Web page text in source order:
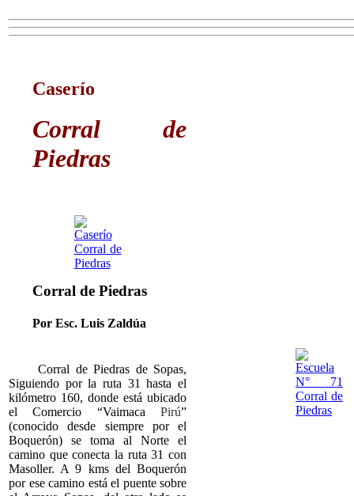
Caserío
Corral de
Piedras
Corral de Piedras
Por Esc. Luis Zaldúa
Corral de Piedras de Sopas,
Siguiendo por la ruta 31 hasta el
kilómetro 160, donde está ubicado
el Comercio “Vaimaca Pirú”
(conocido desde siempre por el
Boquerón) se toma al Norte el
camino que conecta la ruta 31 con
Masoller. A 9 kms del Boquerón
por ese camino está el puente sobre